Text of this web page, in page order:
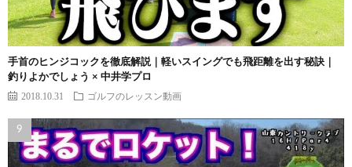
手首のヒンジコックを徹底解説｜軽いスイングでも飛距離を出す秘訣｜
釣りよかでしょう × 中井学プロ
2018.10.31 ゴルフのレッスン動画